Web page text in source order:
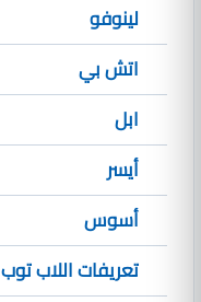
لينوفو
اتش بي
ابل
أيسر
أسوس
تعريفات اللاب توب